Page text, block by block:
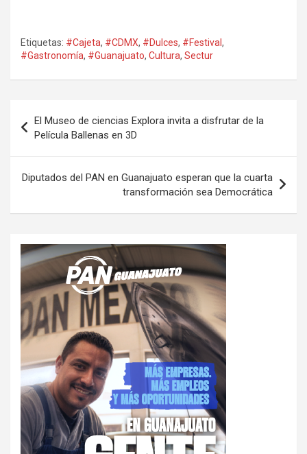
Etiquetas: #Cajeta, #CDMX, #Dulces, #Festival,
#Gastronomía, #Guanajuato, Cultura, Sectur
de
entradas
El Museo de ciencias Explora invita a disfrutar de la
Película Ballenas en 3D
Diputados del PAN en Guanajuato esperan que la cuarta
transformación sea Democrática